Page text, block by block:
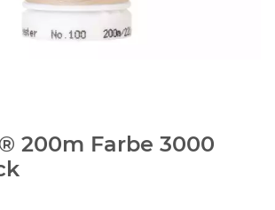
200m Farbe 3000